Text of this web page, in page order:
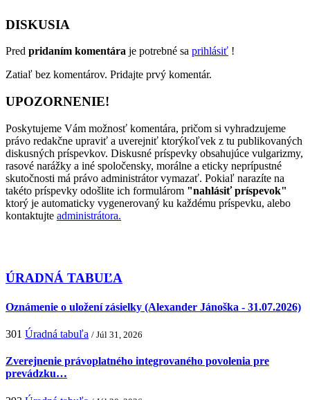
DISKUSIA
Pred pridaním komentára je potrebné sa prihlásiť !
Zatiaľ bez komentárov. Pridajte prvý komentár.
UPOZORNENIE!
Poskytujeme Vám možnosť komentára, pričom si vyhradzujeme
právo redakčne upraviť a uverejniť ktorýkoľvek z tu publikovaných
diskusných príspevkov. Diskusné príspevky obsahujúce vulgarizmy,
rasové narážky a iné spoločensky, morálne a eticky neprípustné
skutočnosti má právo administrátor vymazať. Pokiaľ narazíte na
takéto príspevky odošlite ich formulárom "nahlásiť príspevok"
ktorý je automaticky vygenerovaný ku každému príspevku, alebo
kontaktujte administrátora.
ÚRADNÁ TABUĽA
Oznámenie o uložení zásielky (Alexander Jánoška - 31.07.2026)
301 Úradná tabuľa / Júl 31, 2026
Zverejnenie právoplatného integrovaného povolenia pre
prevádzku…